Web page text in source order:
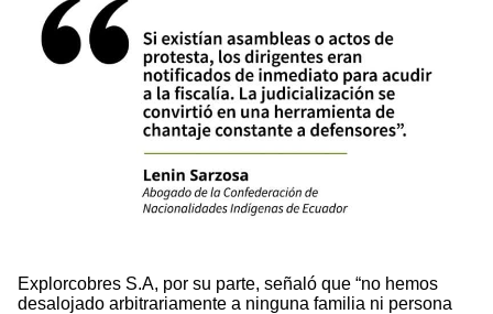
Explorcobres S.A, por su parte, señaló que “no hemos
desalojado arbitrariamente a ninguna familia ni persona